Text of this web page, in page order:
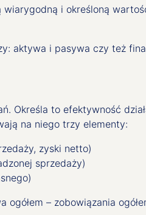
i określoną
aktywa i pasywa czy też
Określa to efektywność
na niego trzy elementy:
zyski netto)
sprzedaży)
ogółem – zobowiązania